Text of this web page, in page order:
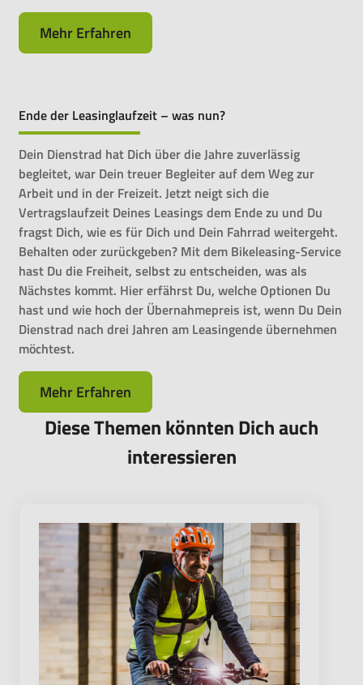
Mehr Erfahren
Ende der Leasinglaufzeit – was nun?
Dein Dienstrad hat Dich über die Jahre zuverlässig
begleitet, war Dein treuer Begleiter auf dem Weg zur
Arbeit und in der Freizeit. Jetzt neigt sich die
Vertragslaufzeit Deines Leasings dem Ende zu und Du
fragst Dich, wie es für Dich und Dein Fahrrad weitergeht.
Behalten oder zurückgeben? Mit dem Bikeleasing-Service
hast Du die Freiheit, selbst zu entscheiden, was als
Nächstes kommt. Hier erfährst Du, welche Optionen Du
hast und wie hoch der Übernahmepreis ist, wenn Du Dein
Dienstrad nach drei Jahren am Leasingende übernehmen
möchtest.
Mehr Erfahren
Diese Themen könnten Dich auch
interessieren